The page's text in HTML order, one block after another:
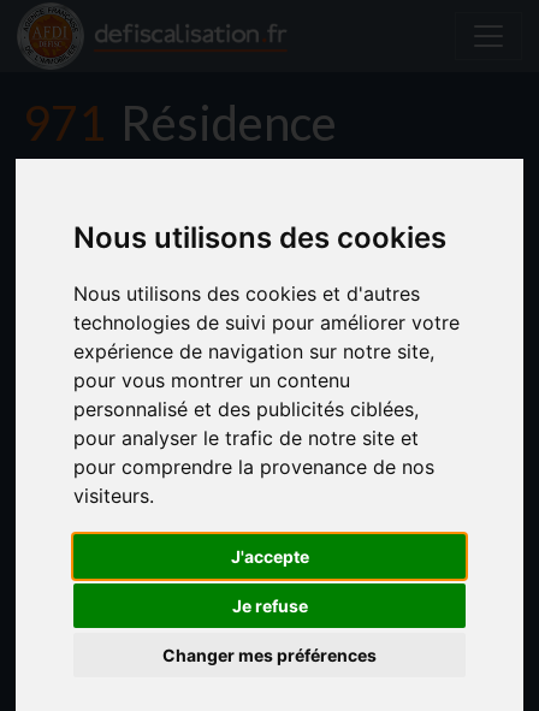
Nous utilisons des cookies
Nous utilisons des cookies et d'autres
technologies de suivi pour améliorer votre
expérience de navigation sur notre site,
pour vous montrer un contenu
personnalisé et des publicités ciblées,
pour analyser le trafic de notre site et
pour comprendre la provenance de nos
visiteurs.
J'accepte
Je refuse
Changer mes préférences
971 Résidence